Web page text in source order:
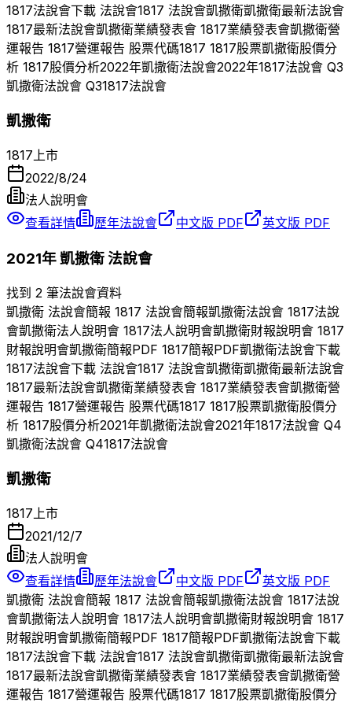
1817法說會下載 法說會1817 法說會凱撒衛凱撒衛最新法說會
1817最新法說會凱撒衛業績發表會 1817業績發表會凱撒衛營
運報告 1817營運報告 股票代碼1817 1817股票凱撒衛股價分
析 1817股價分析2022年凱撒衛法說會2022年1817法說會 Q3
凱撒衛法說會 Q31817法說會
凱撒衛
1817上市
2022/8/24
法人說明會
查看詳情
歷年法說會 中文版 PDF 英文版 PDF
2021年凱撒衛法說會
找到 2 筆法說會資料
凱撒衛 法說會簡報 1817 法說會簡報凱撒衛法說會 1817法說
會凱撒衛法人說明會 1817法人說明會凱撒衛財報說明會 1817
財報說明會凱撒衛簡報PDF 1817簡報PDF凱撒衛法說會下載
1817法說會下載 法說會1817 法說會凱撒衛凱撒衛最新法說會
1817最新法說會凱撒衛業績發表會 1817業績發表會凱撒衛營
運報告 1817營運報告 股票代碼1817 1817股票凱撒衛股價分
析 1817股價分析2021年凱撒衛法說會2021年1817法說會 Q4
凱撒衛法說會 Q41817法說會
凱撒衛
1817上市
2021/12/7
法人說明會
查看詳情
歷年法說會 中文版 PDF
英文版 PDF
凱撒衛 法說會簡報 1817 法說會簡報凱撒衛法說會 1817法說
會凱撒衛法人說明會 1817法人說明會凱撒衛財報說明會 1817
財報說明會凱撒衛簡報PDF 1817簡報PDF凱撒衛法說會下載
1817法說會下載 法說會1817 法說會凱撒衛凱撒衛最新法說會
1817最新法說會凱撒衛業績發表會 1817業績發表會凱撒衛營
運報告 1817營運報告 股票代碼1817 1817股票凱撒衛股價分